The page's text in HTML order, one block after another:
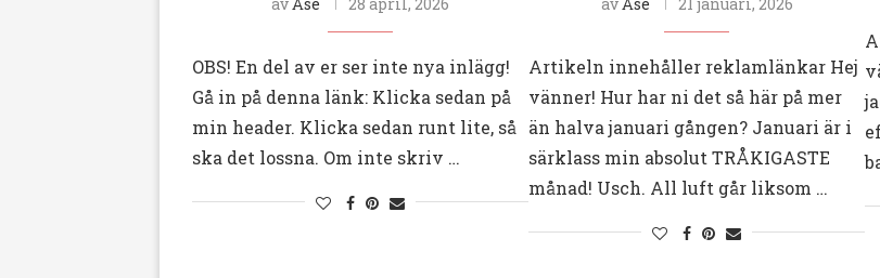
OBS! En del av er ser inte nya inlägg!
Gå in på denna länk: Klicka sedan på
min header. Klicka sedan runt lite, så
ska det lossna. Om inte skriv …
Artikeln innehåller reklamlänkar Hej
vänner! Hur har ni det så här på mer
än halva januari gången? Januari är i
särklass min absolut TRÅKIGASTE
månad! Usch. All luft går liksom …